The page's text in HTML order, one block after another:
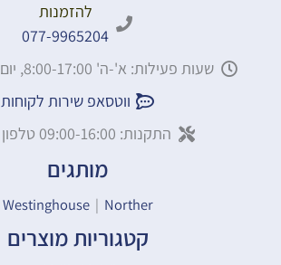
להזמנות
077-9965204
שעות פעילות: א'-ה' 8:00-17:00, יום ו' 8:00-13:00
ווטסאפ שירות לקוחות
התקנות: 09:00-16:00 טלפון 3578*
מותגים
Westinghouse | Norther
קטגוריות מוצרים